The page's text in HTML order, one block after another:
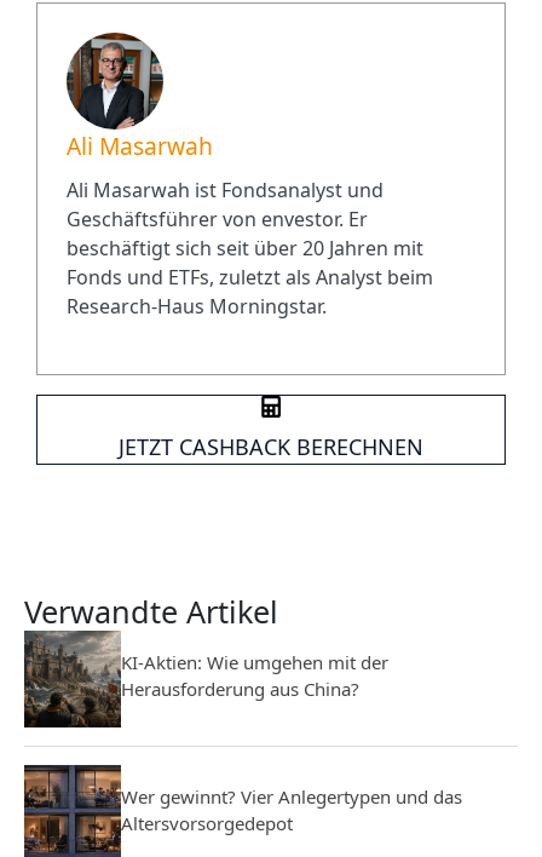
Ali Masarwah
Ali Masarwah ist Fondsanalyst und
Geschäftsführer von envestor. Er
beschäftigt sich seit über 20 Jahren mit
Fonds und ETFs, zuletzt als Analyst beim
Research-Haus Morningstar.
JETZT CASHBACK BERECHNEN
Verwandte Artikel
KI-Aktien: Wie umgehen mit der
Herausforderung aus China?
Wer gewinnt? Vier Anlegertypen und das
Altersvorsorgedepot